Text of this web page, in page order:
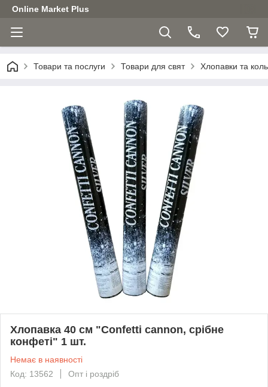
Online Market Plus
Товари та послуги Товари для свят Хлопавки та
Хлопавка 40 см "Confetti cannon, срібне
конфеті" 1 шт.
Немає в наявності
Код: 13562
Опт і роздріб